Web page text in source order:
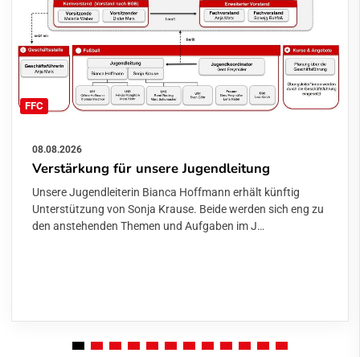
FFC
08.08.2026
Verstärkung für unsere Jugendleitung
Unsere Jugendleiterin Bianca Hoffmann erhält künftig
Unterstützung von Sonja Krause. Beide werden sich eng zu
den anstehenden Themen und Aufgaben im J…